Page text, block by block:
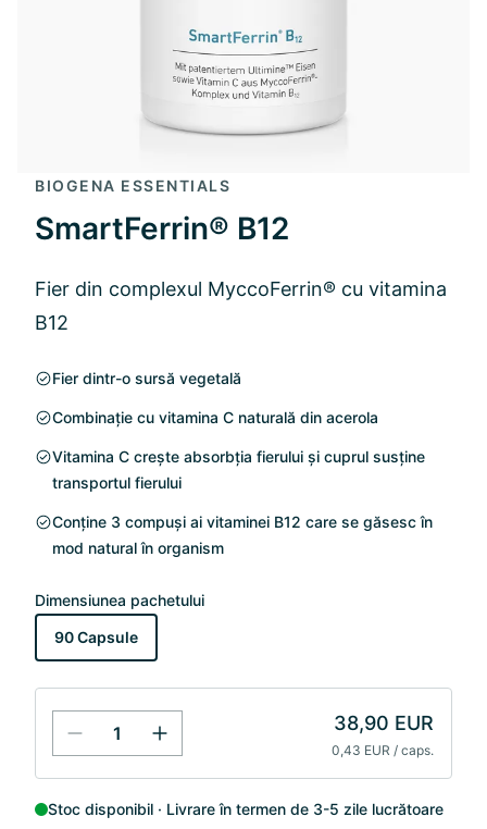
BIOGENA ESSENTIALS
SmartFerrin® B12
Fier din complexul MyccoFerrin® cu vitamina
B12
Fier dintr-o sursă vegetală
Combinație cu vitamina C naturală din acerola
Vitamina C crește absorbția fierului și cuprul susține
transportul fierului
Conține 3 compuși ai vitaminei B12 care se găsesc în
mod natural în organism
Dimensiunea pachetului
90 Capsule
38,90 EUR
0,43 EUR / caps.
Stoc disponibil Livrare în termen de 3-5 zile lucrătoare